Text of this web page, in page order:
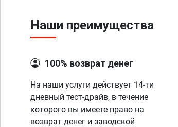
Наши преимущества
100% возврат денег
На наши услуги действует 14-ти
дневный тест-драйв, в течение
которого вы имеете право на
возврат денег и заводской